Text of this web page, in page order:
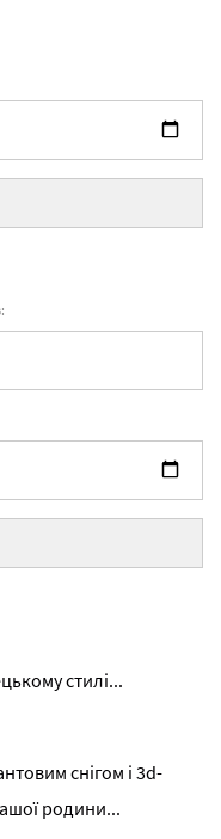
стилі...
снігом і 3d-
родини...